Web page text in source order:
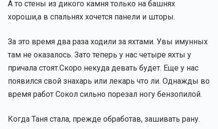
А то стены из дикого камня только на башнях
хороши,а в спальнях хочется панели и шторы.
За это время два раза ходили за яхтами. Увы имунных
там не оказалось. Зато теперь у нас четыре яхты у
причала стоят.Скоро некуда девать будет. Еще у нас
появился свой знахарь или лекарь что ли. Однажды во
время работ Сокол сильно порезал ногу бензопилой.
Когда Таня стала, прежде обработав, зашивать рану.